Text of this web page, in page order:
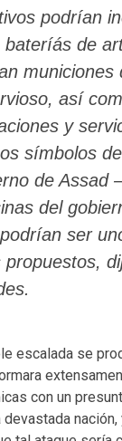
podrían
bateríás de
municiones
así
y
símbolos
de Assad
del
ser
propuestos,
escalada se
con un
nación,